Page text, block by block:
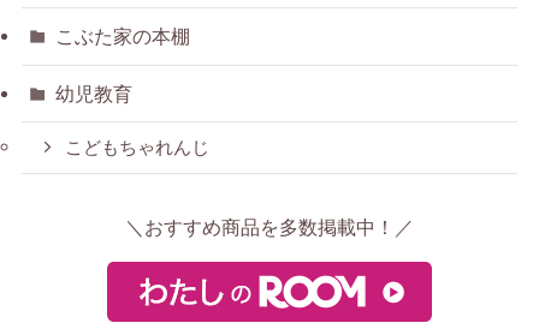
こぶた家の本棚
幼児教育
こどもちゃれんじ
＼おすすめ商品を多数掲載中！／